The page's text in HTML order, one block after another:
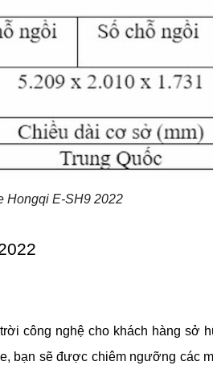
Hongqi E-SH9 2022
công nghệ cho khách hàng sở
bạn sẽ được chiêm ngưỡng các